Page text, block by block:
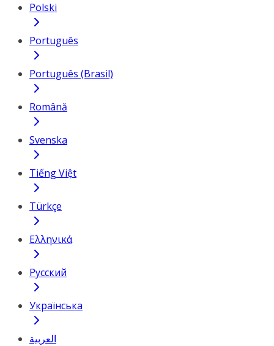
Polski
Português
Português (Brasil)
Română
Svenska
Tiếng Việt
Türkçe
Ελληνικά
Русский
Українська
العربية